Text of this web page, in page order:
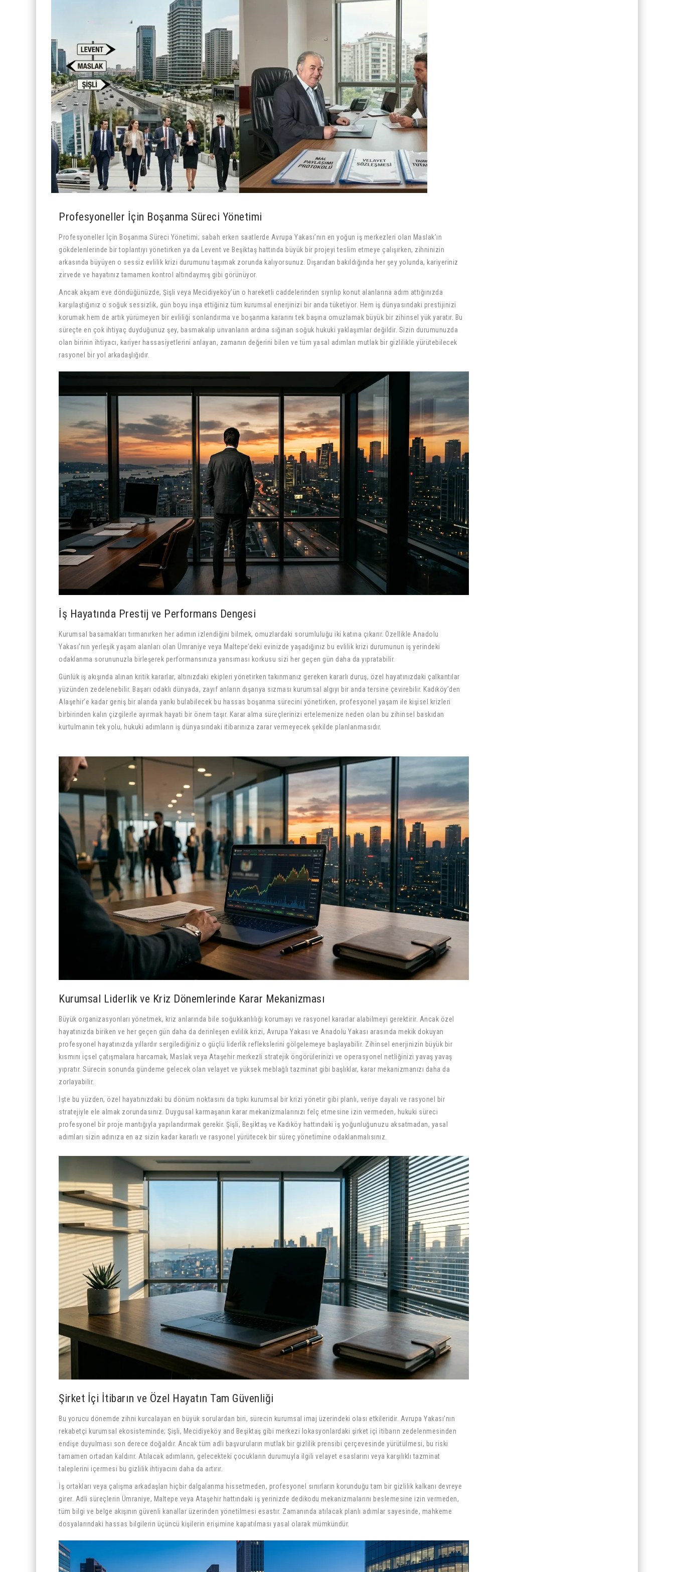
Profesyoneller İçin Boşanma Süreci Yönetimi
Profesyoneller İçin Boşanma Süreci Yönetimi; sabah erken saatlerde Avrupa Yakası’nın en yoğun iş merkezleri olan Maslak’ın
gökdelenlerinde bir toplantıyı yönetirken ya da Levent ve Beşiktaş hattında büyük bir projeyi teslim etmeye çalışırken, zihninizin
arkasında büyüyen o sessiz evlilik krizi durumunu taşımak zorunda kalıyorsunuz. Dışarıdan bakıldığında her şey yolunda, kariyeriniz
zirvede ve hayatınız tamamen kontrol altındaymış gibi görünüyor.
Ancak akşam eve döndüğünüzde, Şişli veya Mecidiyeköy’ün o hareketli caddelerinden sıyrılıp konut alanlarına adım attığınızda
karşılaştığınız o soğuk sessizlik, gün boyu inşa ettiğiniz tüm kurumsal enerjinizi bir anda tüketiyor. Hem iş dünyasındaki prestijinizi
korumak hem de artık yürümeyen bir evliliği sonlandırma ve boşanma kararını tek başına omuzlamak büyük bir zihinsel yük yaratır. Bu
süreçte en çok ihtiyaç duyduğunuz şey, basmakalıp unvanların ardına sığınan soğuk hukuki yaklaşımlar değildir. Sizin durumunuzda
olan birinin ihtiyacı, kariyer hassasiyetlerini anlayan, zamanın değerini bilen ve tüm yasal adımları mutlak bir gizlilikle yürütebilecek
rasyonel bir yol arkadaşlığıdır.
İş Hayatında Prestij ve Performans Dengesi
Kurumsal basamakları tırmanırken her adımın izlendiğini bilmek, omuzlardaki sorumluluğu iki katına çıkarır. Özellikle Anadolu
Yakası’nın yerleşik yaşam alanları olan Ümraniye veya Maltepe’deki evinizde yaşadığınız bu evlilik krizi durumunun iş yerindeki
odaklanma sorununuzla birleşerek performansınıza yansıması korkusu sizi her geçen gün daha da yıpratabilir.
Günlük iş akışında alınan kritik kararlar, altınızdaki ekipleri yönetirken takınmanız gereken kararlı duruş, özel hayatınızdaki çalkantılar
yüzünden zedelenebilir. Başarı odaklı dünyada, zayıf anların dışarıya sızması kurumsal algıyı bir anda tersine çevirebilir. Kadıköy’den
Alaşehir’e kadar geniş bir alanda yankı bulabilecek bu hassas boşanma sürecini yönetirken, profesyonel yaşam ile kişisel krizleri
birbirinden kalın çizgilerle ayırmak hayati bir önem taşır. Karar alma süreçlerinizi ertelemenize neden olan bu zihinsel baskıdan
kurtulmanın tek yolu, hukuki adımların iş dünyasındaki itibarınıza zarar vermeyecek şekilde planlanmasıdır.
Kurumsal Liderlik ve Kriz Dönemlerinde Karar Mekanizması
Büyük organizasyonları yönetmek, kriz anlarında bile soğukkanlılığı korumayı ve rasyonel kararlar alabilmeyi gerektirir. Ancak özel
hayatınızda biriken ve her geçen gün daha da derinleşen evlilik krizi, Avrupa Yakası ve Anadolu Yakası arasında mekik dokuyan
profesyonel hayatınızda yıllardır sergilediğiniz o güçlü liderlik reflekslerini gölgelemeye başlayabilir. Zihinsel enerjinizin büyük bir
kısmını içsel çatışmalara harcamak, Maslak veya Ataşehir merkezli stratejik öngörülerinizi ve operasyonel netliğinizi yavaş yavaş
yıpratır. Sürecin sonunda gündeme gelecek olan velayet ve yüksek meblağlı tazminat gibi başlıklar, karar mekanizmanızı daha da
zorlayabilir.
İşte bu yüzden, özel hayatınızdaki bu dönüm noktasını da tıpkı kurumsal bir krizi yönetir gibi planlı, veriye dayalı ve rasyonel bir
stratejiyle ele almak zorundasınız. Duygusal karmaşanın karar mekanizmalarınızı felç etmesine izin vermeden, hukuki süreci
profesyonel bir proje mantığıyla yapılandırmak gerekir. Şişli, Beşiktaş ve Kadıköy hattındaki iş yoğunluğunuzu aksatmadan, yasal
adımları sizin adınıza en az sizin kadar kararlı ve rasyonel yürütecek bir süreç yönetimine odaklanmalısınız.
Şirket İçi İtibarın ve Özel Hayatın Tam Güvenliği
Bu yorucu dönemde zihni kurcalayan en büyük sorulardan biri, sürecin kurumsal imaj üzerindeki olası etkileridir. Avrupa Yakası’nın
rekabetçi kurumsal ekosisteminde; Şişli, Mecidiyeköy and Beşiktaş gibi merkezi lokasyonlardaki şirket içi itibarın zedelenmesinden
endişe duyulması son derece doğaldır. Ancak tüm adli başvuruların mutlak bir gizlilik prensibi çerçevesinde yürütülmesi, bu riski
tamamen ortadan kaldırır. Atılacak adımların, gelecekteki çocukların durumuyla ilgili velayet esaslarını veya karşılıklı tazminat
taleplerini içermesi bu gizlilik ihtiyacını daha da artırır.
İş ortakları veya çalışma arkadaşları hiçbir dalgalanma hissetmeden, profesyonel sınırların korunduğu tam bir gizlilik kalkanı devreye
girer. Adli süreçlerin Ümraniye, Maltepe veya Ataşehir hattındaki iş yerinizde dedikodu mekanizmalarını beslemesine izin vermeden,
tüm bilgi ve belge akışının güvenli kanallar üzerinden yönetilmesi esastır. Zamanında atılacak planlı adımlar sayesinde, mahkeme
dosyalarındaki hassas bilgilerin üçüncü kişilerin erişimine kapatılması yasal olarak mümkündür.